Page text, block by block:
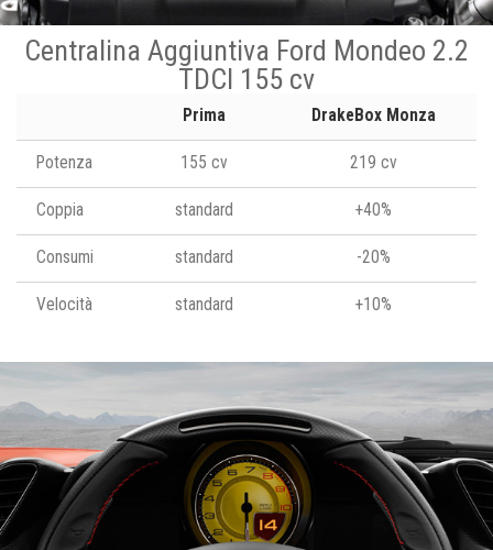
Centralina Aggiuntiva Ford Mondeo 2.2
TDCI 155 cv
Prima DrakeBox Monza
Potenza 155 cv 219 cv
Coppia standard +40%
Consumi standard -20%
Velocità standard +10%